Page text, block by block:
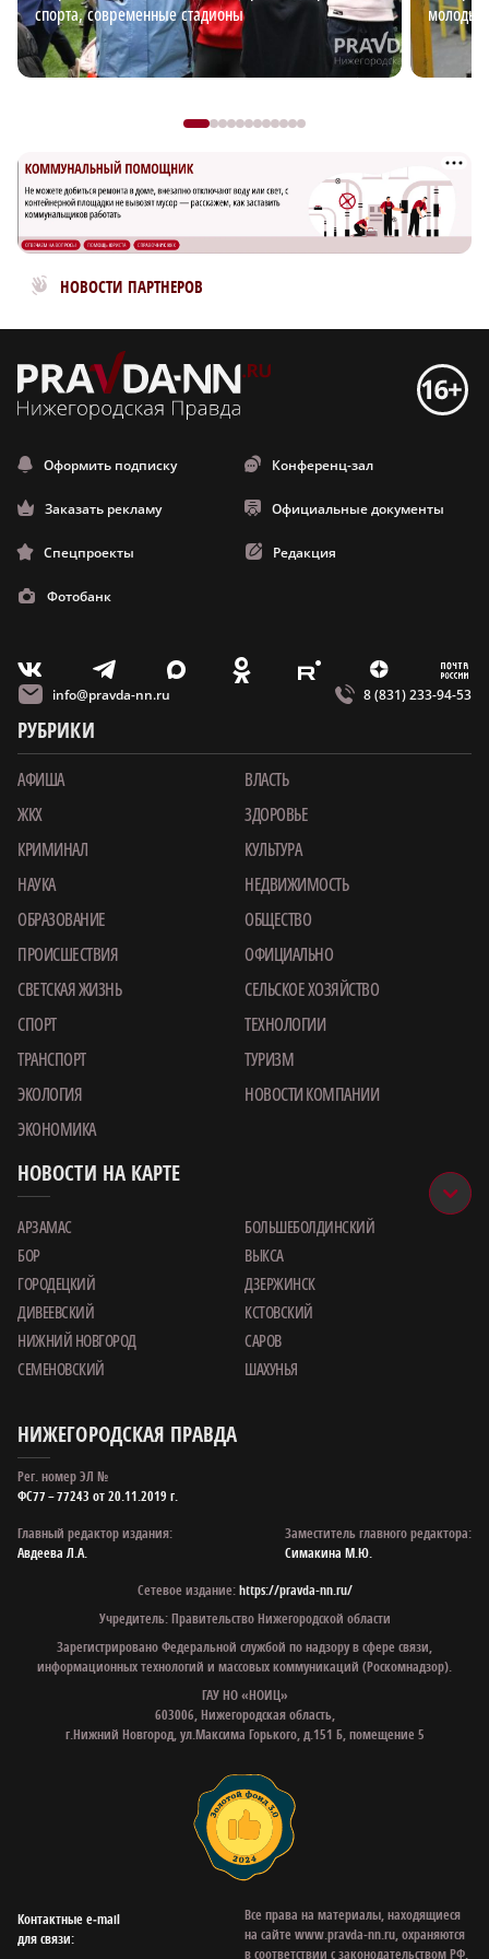
спорта, современные стадионы
молодых
НОВОСТИ ПАРТНЕРОВ
Новости МирТесен
Оформить подписку Конференц-зал
Заказать рекламу Официальные документы
Спецпроекты Редакция
Фотобанк
V T X O E Z m
info@pravda-nn.ru 8 (831) 233-94-53
РУБРИКИ
АФИША
ВЛАСТЬ
ЖКХ
ЗДОРОВЬЕ
КРИМИНАЛ
КУЛЬТУРА
НАУКА
НЕДВИЖИМОСТЬ
ОБРАЗОВАНИЕ
ОБЩЕСТВО
ПРОИСШЕСТВИЯ
ОФИЦИАЛЬНО
СВЕТСКАЯ ЖИЗНЬ
СЕЛЬСКОЕ ХОЗЯЙСТВО
СПОРТ
ТЕХНОЛОГИИ
ТРАНСПОРТ
ТУРИЗМ
ЭКОЛОГИЯ
НОВОСТИ КОМПАНИИ
ЭКОНОМИКА
НОВОСТИ НА КАРТЕ
АРЗАМАС
БОЛЬШЕБОЛДИНСКИЙ
БОР
ВЫКСА
ГОРОДЕЦКИЙ
ДЗЕРЖИНСК
ДИВЕЕВСКИЙ
КСТОВСКИЙ
НИЖНИЙ НОВГОРОД
САРОВ
СЕМЕНОВСКИЙ
ШАХУНЬЯ
НИЖЕГОРОДСКАЯ ПРАВДА
Рег. номер ЭЛ №
ФС77 – 77243 от 20.11.2019 г.
Главный редактор издания:
Авдеева Л.А.
Заместитель главного редактора:
Симакина М.Ю.
Сетевое издание:https://pravda-nn.ru/
Учредитель: Правительство Нижегородской области
Зарегистрировано Федеральной службой по надзору в сфере связи,
информационных технологий и массовых коммуникаций (Роскомнадзор).
ГАУ НО «НОИЦ»
603006, Нижегородская область,
г.Нижний Новгород, ул.Максима Горького, д.151 Б, помещение 5
Контактные e‑mail
для связи:
Все права на материалы, находящиеся
на сайте www.pravda-nn.ru, охраняются
в соответствии с законодательством РФ,